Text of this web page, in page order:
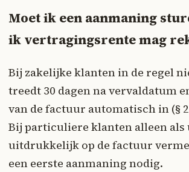
Moet ik een aanmaning
ik vertragingsrente mag
Bij zakelijke klanten in de regel
treedt 30 dagen na vervaldatum
van de factuur automatisch in (§
Bij particuliere klanten alleen als
uitdrukkelijk op de factuur
een eerste aanmaning nodig.